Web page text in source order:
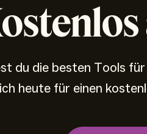
du die besten Tools
heute für einen